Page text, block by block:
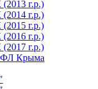
г.р.)
г.р.)
г.р.)
г.р.)
г.р.)
Крыма